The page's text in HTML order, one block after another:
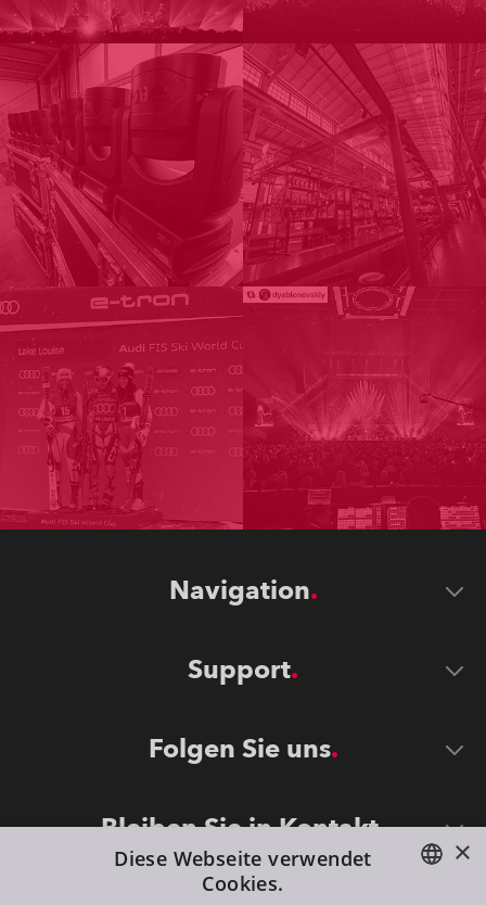
Navigation
Support
Folgen Sie uns
Bleiben Sie in Kontakt
×
Diese Webseite verwendet
Cookies.